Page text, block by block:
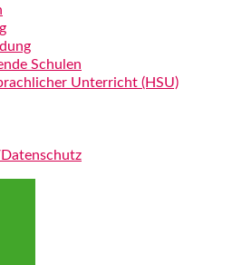
Schulen
Unterricht (HSU)